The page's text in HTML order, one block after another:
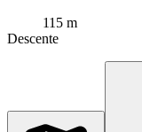
115 m
Descente